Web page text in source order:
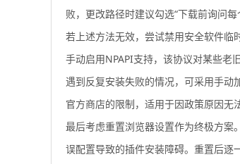
败，更改路径时建议勾选“下载前询问
若上述方法无效，尝试禁用安全软件
手动启用NPAPI支持，该协议对某些老
遇到反复安装失败的情况，可采用手
官方商店的限制，适用于因政策原因无
最后考虑重置浏览器设置作为终极方案
误配置导致的插件安装障碍。重置后逐